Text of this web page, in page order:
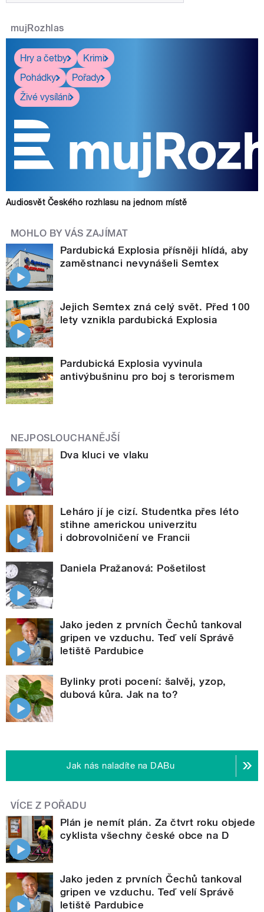
mujRozhlas
Hry a četby
Krimi
Pohádky
Pořady
Živé vysílání
Audiosvět Českého rozhlasu na jednom místě
MOHLO BY VÁS ZAJÍMAT
Pardubická Explosia přísněji hlídá, aby
zaměstnanci nevynášeli Semtex
Jejich Semtex zná celý svět. Před 100
lety vznikla pardubická Explosia
Pardubická Explosia vyvinula
antivýbušninu pro boj s terorismem
NEJPOSLOUCHANĚJŠÍ
Dva kluci ve vlaku
Leháro jí je cizí. Studentka přes léto
stihne americkou univerzitu
i dobrovolničení ve Francii
Daniela Pražanová: Pošetilost
Jako jeden z prvních Čechů tankoval
gripen ve vzduchu. Teď velí Správě
letiště Pardubice
Bylinky proti pocení: šalvěj, yzop,
dubová kůra. Jak na to?
Jak nás naladíte na DABu
VÍCE Z POŘADU
Plán je nemít plán. Za čtvrt roku objede
cyklista všechny české obce na D
Jako jeden z prvních Čechů tankoval
gripen ve vzduchu. Teď velí Správě
letiště Pardubice